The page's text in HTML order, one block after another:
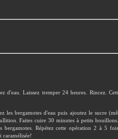
d'eau. Laissez tremper 24 heures. Rincez.
les bergamotes d'eau puis ajoutez le sucre
Faites cuire 30 minutes à petits
bergamotes. Répétez cette opération 2 à 5
caramélisée!